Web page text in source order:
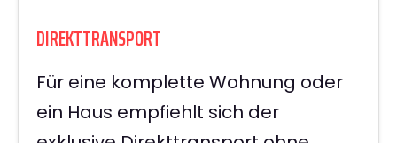
DIREKTTRANSPORT
Für eine komplette Wohnung oder
ein Haus empfiehlt sich der